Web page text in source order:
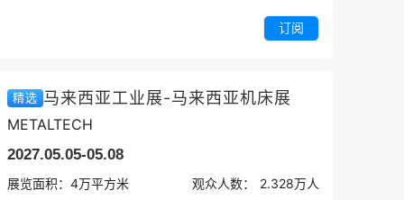
订阅
精选 马来西亚工业展-马来西亚机床展
METALTECH
2027.05.05-05.08
展览面积： 4万平方米 观众人数： 2.328万人